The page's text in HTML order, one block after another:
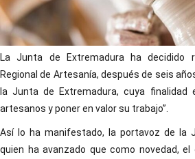
La Junta de Extremadura ha decidido
Regional de Artesanía, después de seis
la Junta de Extremadura, cuya finalidad
artesanos y poner en valor su trabajo”.
Así lo ha manifestado, la portavoz de la
quien ha avanzado que como novedad, el